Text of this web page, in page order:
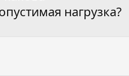
нагрузка?